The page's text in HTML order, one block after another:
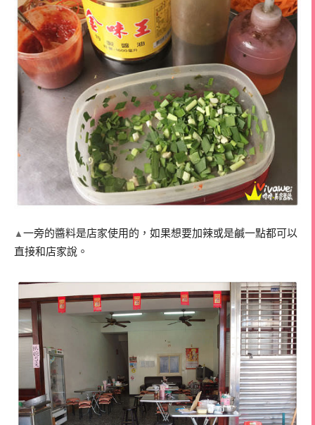
▲ 一旁的醬料是店家使用的，如果想要加辣或是鹹一點都可以
直接和店家說。